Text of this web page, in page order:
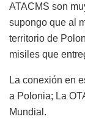
ATACMS son
supongo que al
territorio de
misiles que
La conexión en
a Polonia; La
Mundial.